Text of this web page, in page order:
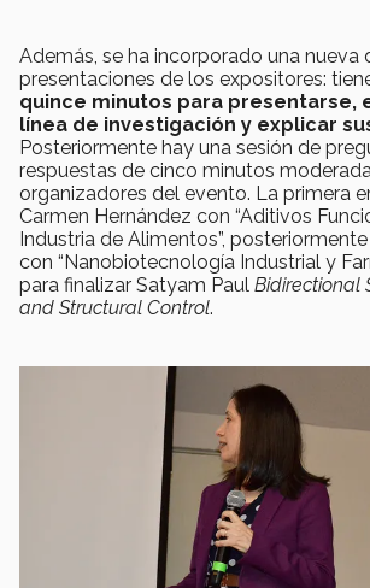
Además, se ha incorporado una nueva
presentaciones de los expositores:
quince minutos para presentarse,
línea de investigación y explicar
Posteriormente hay una sesión de
respuestas de cinco minutos
organizadores del evento. La primera
Carmen Hernández con “Aditivos
Industria de Alimentos”,
con “Nanobiotecnología Industrial y
para finalizar Satyam Paul Bidirectional
and Structural Control.